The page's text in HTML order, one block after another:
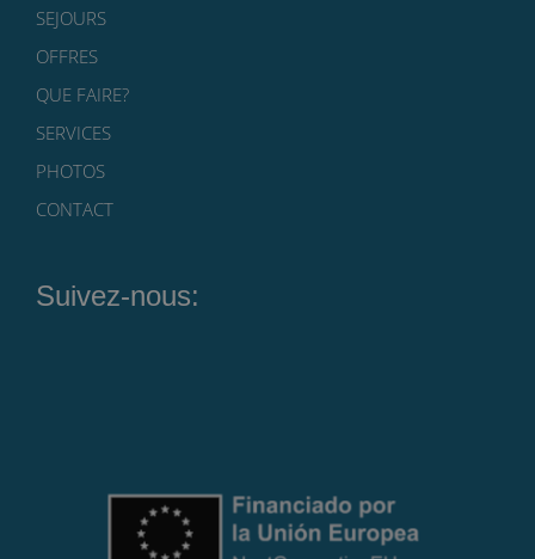
SEJOURS
OFFRES
QUE FAIRE?
SERVICES
PHOTOS
CONTACT
Suivez-nous: